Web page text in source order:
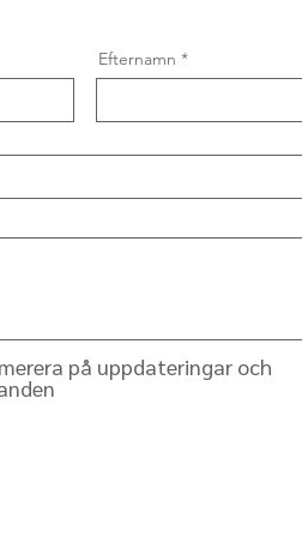
Efternamn
på uppdateringar och